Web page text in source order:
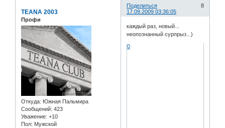
Поделиться
8
17.09.2009 03:36:05
TEANA 2003
Профи
Откуда: Южная Пальмира
Сообщений: 423
Уважение: +10
Пол: Мужской
каждый раз, новый...
неопознанный сурпрыз...)
0